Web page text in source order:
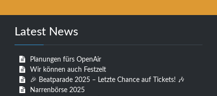
Latest News
Planungen fürs OpenAir
Wir können auch Festzelt
🎉 Beatparade 2025 – Letzte Chance auf Tickets! 🎶
Narrenbörse 2025